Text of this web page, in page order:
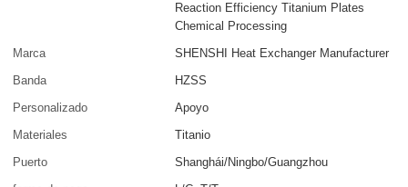
Reaction Efficiency Titanium Plates
Chemical Processing
Marca
SHENSHI Heat Exchanger Manufacturer​
Banda
HZSS
Personalizado
Apoyo
Materiales
Titanio
Puerto
Shanghái/Ningbo/Guangzhou